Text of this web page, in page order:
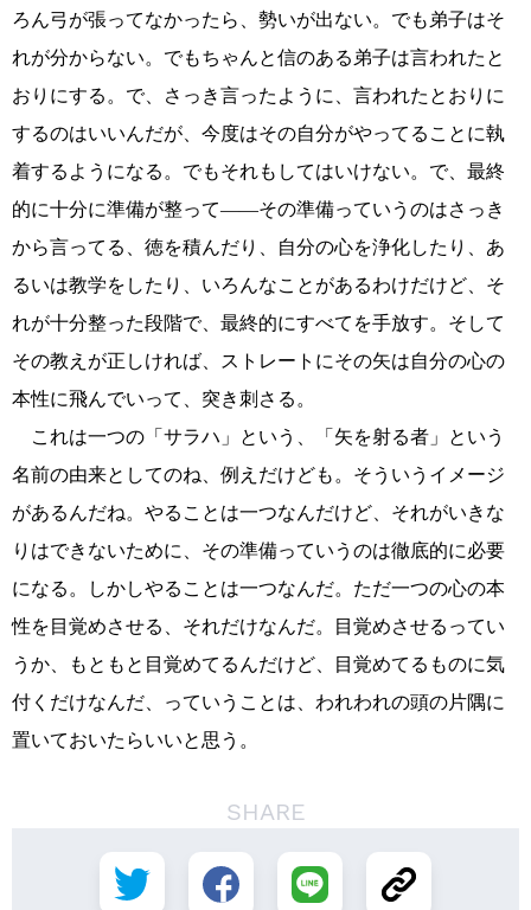
ろん弓が張ってなかったら、勢いが出ない。でも弟子はそ
れが分からない。でもちゃんと信のある弟子は言われたと
おりにする。で、さっき言ったように、言われたとおりに
するのはいいんだが、今度はその自分がやってることに執
着するようになる。でもそれもしてはいけない。で、最終
的に十分に準備が整って――その準備っていうのはさっき
から言ってる、徳を積んだり、自分の心を浄化したり、あ
るいは教学をしたり、いろんなことがあるわけだけど、そ
れが十分整った段階で、最終的にすべてを手放す。そして
その教えが正しければ、ストレートにその矢は自分の心の
本性に飛んでいって、突き刺さる。
これは一つの「サラハ」という、「矢を射る者」という
名前の由来としてのね、例えだけども。そういうイメージ
があるんだね。やることは一つなんだけど、それがいきな
りはできないために、その準備っていうのは徹底的に必要
になる。しかしやることは一つなんだ。ただ一つの心の本
性を目覚めさせる、それだけなんだ。目覚めさせるってい
うか、もともと目覚めてるんだけど、目覚めてるものに気
付くだけなんだ、っていうことは、われわれの頭の片隅に
置いておいたらいいと思う。
SHARE